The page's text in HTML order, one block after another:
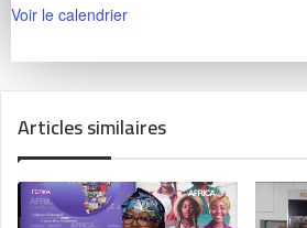
Voir le calendrier
Articles similaires